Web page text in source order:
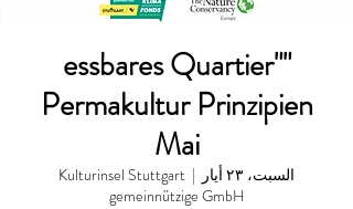
"essbares Quartier"
Permakultur Prinzipien
Mai
السبت، ٢٣ أيار
  |
Kulturinsel Stuttgart
gemeinnützige GmbH